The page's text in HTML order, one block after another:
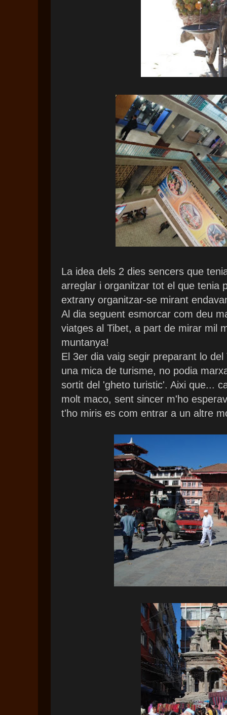
La idea dels 2 dies sencers que
arreglar i organitzar tot el que tenia
extrany organitzar-se mirant
Al dia seguent esmorcar com deu
viatges al Tibet, a part de mirar mil
muntanya!
El 3er dia vaig segir preparant lo
una mica de turisme, no podia
sortit del 'gheto turistic'. Aixi que...
molt maco, sent sincer m'ho
t'ho miris es com entrar a un altre